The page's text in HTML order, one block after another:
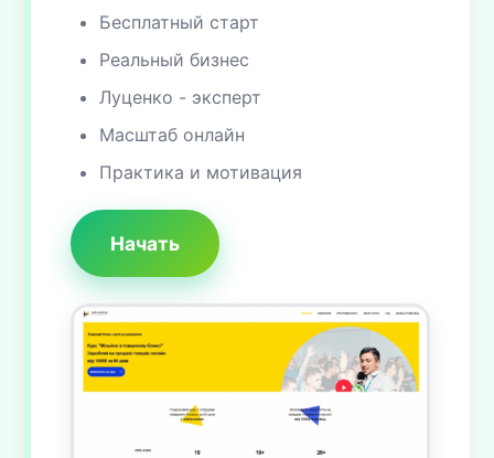
Бесплатный старт
Реальный бизнес
Луценко - эксперт
Масштаб онлайн
Практика и мотивация
Начать